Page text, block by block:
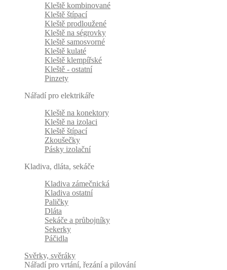
Kleště kombinované
Kleště štípací
Kleště prodloužené
Kleště na ségrovky
Kleště samosvorné
Kleště kulaté
Kleště klempířské
Kleště - ostatní
Pinzety
Nářadí pro elektrikáře
Kleště na konektory
Kleště na izolaci
Kleště štípací
Zkoušečky
Pásky izolační
Kladiva, dláta, sekáče
Kladiva zámečnická
Kladiva ostatní
Paličky
Dláta
Sekáče a průbojníky
Sekerky
Páčidla
Svěrky, svěráky
Nářadí pro vrtání, řezání a pilování